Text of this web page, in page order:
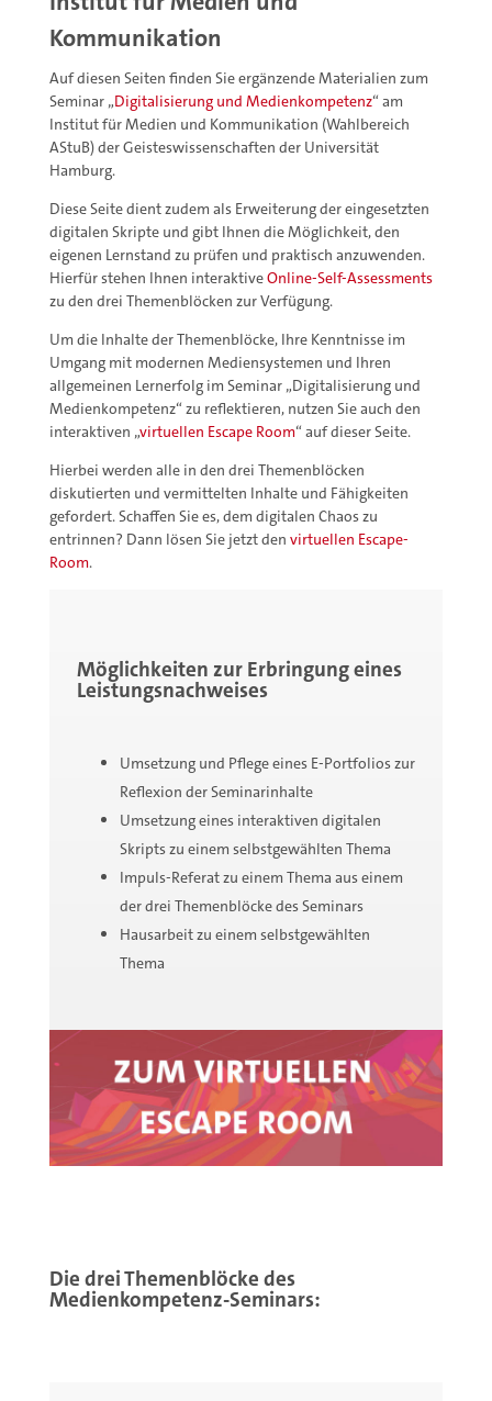
Kommunikation
Auf diesen Seiten finden Sie ergänzende Materialien zum
Seminar „Digitalisierung und Medienkompetenz“ am
Institut für Medien und Kommunikation (Wahlbereich
AStuB) der Geisteswissenschaften der Universität
Hamburg.
Diese Seite dient zudem als Erweiterung der eingesetzten
digitalen Skripte und gibt Ihnen die Möglichkeit, den
eigenen Lernstand zu prüfen und praktisch anzuwenden.
Hierfür stehen Ihnen interaktiveOnline-Self-Assessments
zu den drei Themenblöcken zur Verfügung.
Um die Inhalte der Themenblöcke, Ihre Kenntnisse im
Umgang mit modernen Mediensystemen und Ihren
allgemeinen Lernerfolg im Seminar „Digitalisierung und
Medienkompetenz“ zu reflektieren, nutzen Sie auch den
interaktiven „virtuellen Escape Room“ auf dieser Seite.
Hierbei werden alle in den drei Themenblöcken
diskutierten und vermittelten Inhalte und Fähigkeiten
gefordert. Schaffen Sie es, dem digitalen Chaos zu
entrinnen? Dann lösen Sie jetzt den virtuellen Escape-
Room.
Möglichkeiten zur Erbringung eines
Leistungsnachweises
Umsetzung und Pflege eines E-Portfolios zur
Reflexion der Seminarinhalte
Umsetzung eines interaktiven digitalen
Skripts zu einem selbstgewählten Thema
Impuls-Referat zu einem Thema aus einem
der drei Themenblöcke des Seminars
Hausarbeit zu einem selbstgewählten
Thema
Die drei Themenblöcke des
Medienkompetenz-Seminars: